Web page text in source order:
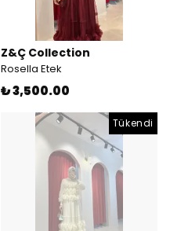
Z&Ç Collection
Rosella Etek
₺ 3,500.00
Tükendi